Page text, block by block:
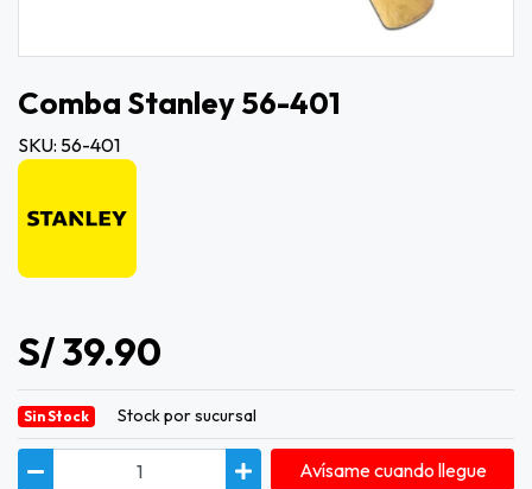
Comba Stanley 56-401
SKU: 56-401
S/ 39.90
Sin Stock Stock por sucursal
Avísame cuando llegue